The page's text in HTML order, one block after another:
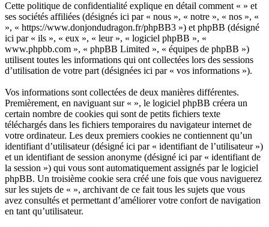
Cette politique de confidentialité explique en détail comment « » et
ses sociétés affiliées (désignés ici par « nous », « notre », « nos », «
», « https://www.donjondudragon.fr/phpBB3 ») et phpBB (désigné
ici par « ils », « eux », « leur », « logiciel phpBB », «
www.phpbb.com », « phpBB Limited », « équipes de phpBB »)
utilisent toutes les informations qui ont collectées lors des sessions
d’utilisation de votre part (désignées ici par « vos informations »).
Vos informations sont collectées de deux manières différentes.
Premièrement, en naviguant sur « », le logiciel phpBB créera un
certain nombre de cookies qui sont de petits fichiers texte
téléchargés dans les fichiers temporaires du navigateur internet de
votre ordinateur. Les deux premiers cookies ne contiennent qu’un
identifiant d’utilisateur (désigné ici par « identifiant de l’utilisateur »)
et un identifiant de session anonyme (désigné ici par « identifiant de
la session ») qui vous sont automatiquement assignés par le logiciel
phpBB. Un troisième cookie sera créé une fois que vous naviguerez
sur les sujets de « », archivant de ce fait tous les sujets que vous
avez consultés et permettant d’améliorer votre confort de navigation
en tant qu’utilisateur.